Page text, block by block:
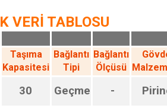
VERİ TABLOSU
Taşıma
Kapasitesi
Bağlantı
Tipi
Bağlantı
Ölçüsü
30 Geçme -